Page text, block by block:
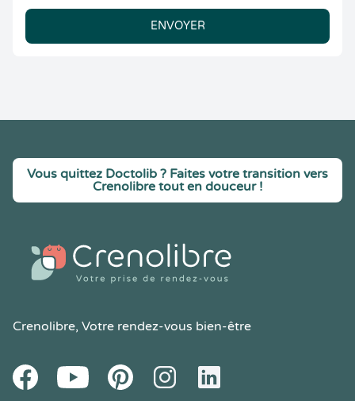
ENVOYER
Vous quittez Doctolib ? Faites votre transition vers
Crenolibre tout en douceur !
Crenolibre, Votre rendez-vous bien-être
FacebookYoutube PinteresetInstagramLinkedIn